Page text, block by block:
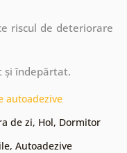
riscul de deteriorare
și îndepărtat.
autoadezive
de zi, Hol, Dormitor
, Autoadezive